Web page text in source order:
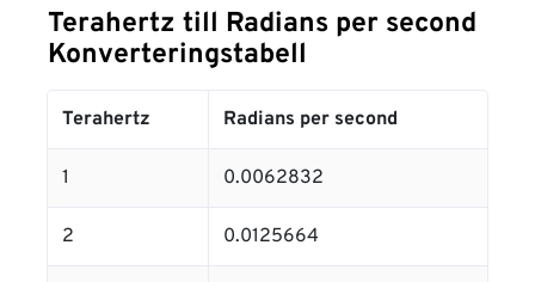
Terahertz till Radians per second
Konverteringstabell
Terahertz Radians per second
1 0.0062832
2 0.0125664